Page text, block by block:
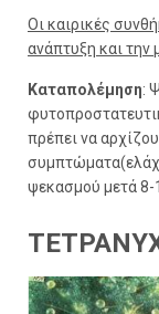
Οι καιρικές
ανάπτυξη και την
Καταπολέμηση:
πρέπει να
ψεκασμού μετά 8-